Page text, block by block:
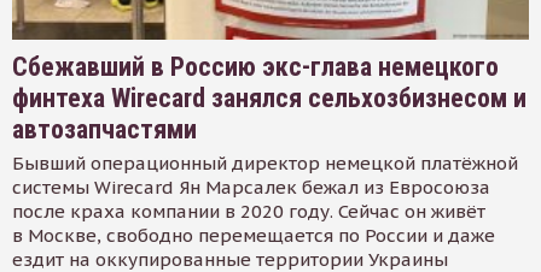
Сбежавший в Россию экс-глава немецкого
финтеха Wirecard занялся сельхозбизнесом и
автозапчастями
Бывший операционный директор немецкой платёжной
системы Wirecard Ян Марсалек бежал из Евросоюза
после краха компании в 2020 году. Сейчас он живёт
в Москве, свободно перемещается по России и даже
ездит на оккупированные территории Украины